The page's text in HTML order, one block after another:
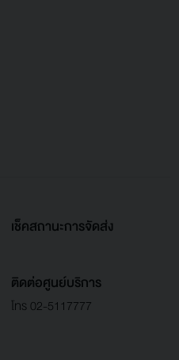
เช็คสถานะการจัดส่ง
ติดต่อศูนย์บริการ
โทร 02-5117777